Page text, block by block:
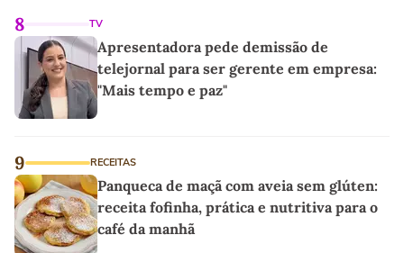
8 TV
Apresentadora pede demissão de
telejornal para ser gerente em empresa:
"Mais tempo e paz"
9 RECEITAS
Panqueca de maçã com aveia sem glúten:
receita fofinha, prática e nutritiva para o
café da manhã